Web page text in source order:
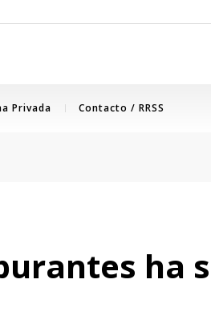
Privada Contacto / RRSS
ha